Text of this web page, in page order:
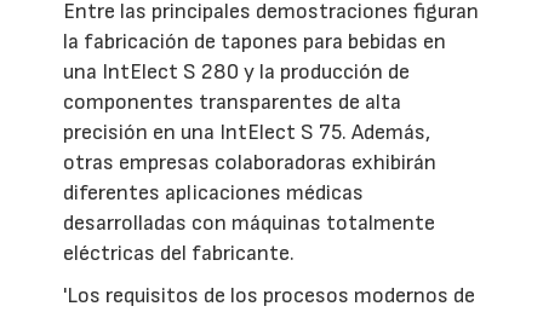
Entre las principales demostraciones figuran
la fabricación de tapones para bebidas en
una IntElect S 280 y la producción de
componentes transparentes de alta
precisión en una IntElect S 75. Además,
otras empresas colaboradoras exhibirán
diferentes aplicaciones médicas
desarrolladas con máquinas totalmente
eléctricas del fabricante.
'Los requisitos de los procesos modernos de